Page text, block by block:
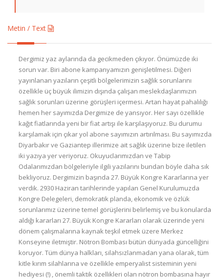
Metin / Text
Dergimiz yaz aylarında da gecikmeden çıkıyor. Önümüzde iki
sorun var. Biri abone kampanyamızın genişletilmesi. Diğeri
yayınlanan yazıların çeşitli bölgelerimizin sağlık sorunlarını
özellikle üç büyük ilimizin dışında çalışan meslekdaşlarımızın
sağlık sorunları üzerine görüşleri içermesi. Artan hayat pahalılığı
hemen her sayımızda Dergimize de yansıyor. Her sayı özellikle
kağıt fiatlarında yeni bir fiat artışı ile karşılaşıyoruz. Bu durumu
karşılamak için çıkar yol abone sayımızın artırılması. Bu sayımızda
Diyarbakır ve Gaziantep illerimize ait sağlık üzerine bize iletilen
iki yazıya yer veriyoruz. Okuyuclarımızdan ve Tabip
Odalarımızdan bölgeleriyle ilgili yazılarını bundan böyle daha sık
bekliyoruz. Dergimizin başında 27. Büyük Kongre Kararlarına yer
verdik. 2930 Haziran tarihlerinde yapılan Genel Kurulumuzda
Kongre Delegeleri, demokratik planda, ekonomik ve özlük
sorunlarımız üzerine temel görüşlerini belirlemiş ve bu konularda
aldığı kararları 27. Büyük Kongre Kararları olarak üzerinde yeni
dönem çalışmalarına kaynak teşkil etmek üzere Merkez
Konseyine iletmiştir. Nötron Bombası bütün dünyada güncelliğini
koruyor. Tüm dünya halkları, silahsızlanmadan yana olarak, tüm
kitle kırım silahlarına ve özellikle emperyalist sisteminin yeni
hediyesi (!) , önemli taktik özellikleri olan nötron bombasına hayır